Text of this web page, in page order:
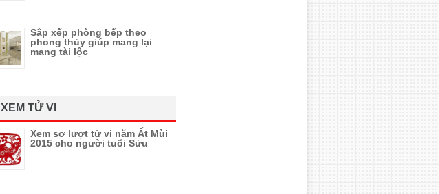
Sắp xếp phòng bếp theo
phong thủy giúp mang lại
mang tài lộc
XEM TỬ VI
Xem sơ lượt tử vi năm Ất Mùi
2015 cho người tuổi Sửu